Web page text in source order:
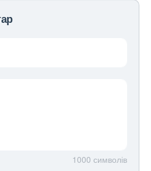
1000 символів